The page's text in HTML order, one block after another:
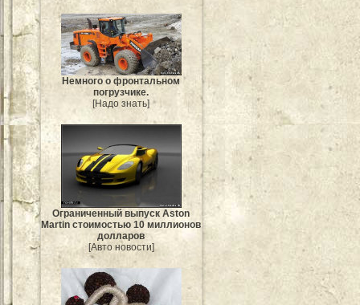
Немного о фронтальном
погрузчике.
[Надо знать]
Ограниченный выпуск Aston
Martin стоимостью 10 миллионов
долларов
[Авто новости]